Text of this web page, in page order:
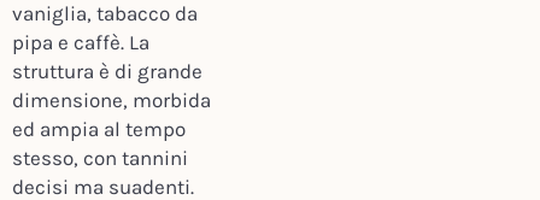
vaniglia, tabacco da
pipa e caffè. La
struttura è di grande
dimensione, morbida
ed ampia al tempo
stesso, con tannini
decisi ma suadenti.